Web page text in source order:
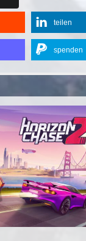
teilen
spenden